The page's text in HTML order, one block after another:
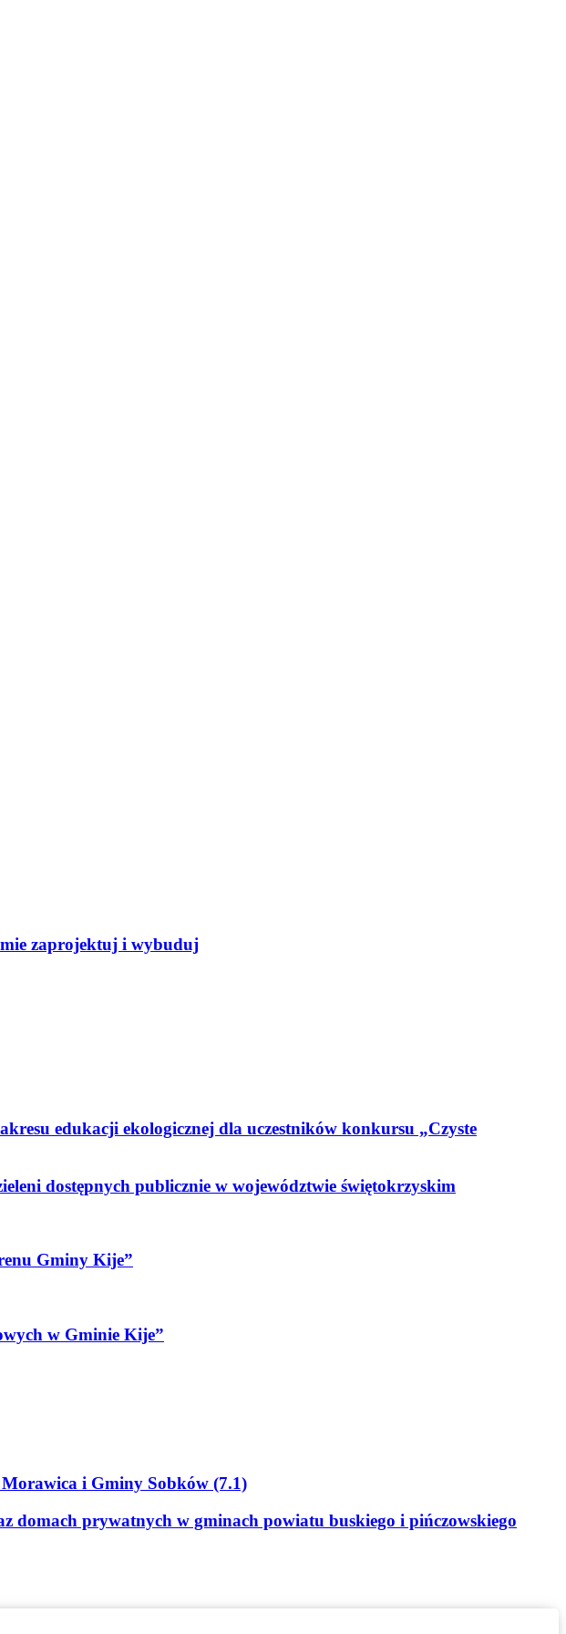
zaprojektuj i wybuduj
edukacji ekologicznej dla uczestników konkursu „Czyste
dostępnych publicznie w województwie świętokrzyskim
Gminy Kije”
w Gminie Kije”
i Gminy Sobków (7.1)
domach prywatnych w gminach powiatu buskiego i pińczowskiego